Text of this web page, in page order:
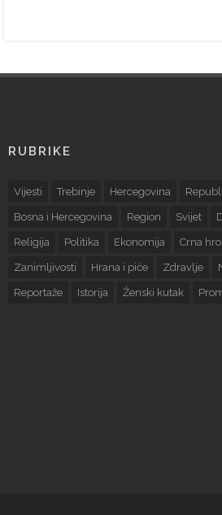
RUBRIKE
Vijesti Trebinje Hercegovina
Bosna i Hercegovina Region Svijet
Religija Politika Ekonomija Crna
Zanimljivosti Hrana i piće Zdravlje
Reportaže Istorija Ženski kutak